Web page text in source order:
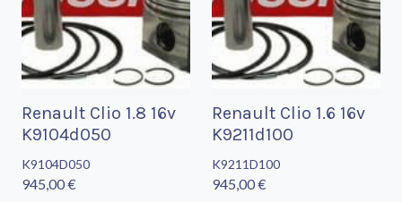
Renault Clio 1.8 16v
K9104d050
K9104D050
945,00 €
Renault Clio 1.6 16v
K9211d100
K9211D100
945,00 €